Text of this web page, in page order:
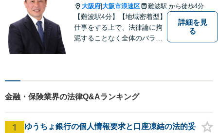
向き合ってきた経験を活か
し、丁寧かつ柔軟な対応を心
がけています。
大阪府 大阪市浪速区 難波駅 から徒歩4分
【難波駅4分】【地域密着型】
仕事をする上で、法律論に拘
泥することなく全体のバラン
クライアントの話を丁寧に聞
き、意思疎通を測った上で最
適な解決策を提示します。
詳細を見
る
金融・保険業界の法律Q&Aランキング
1
ゆうちょ銀行の個人情報要求と口座凍結の法的妥